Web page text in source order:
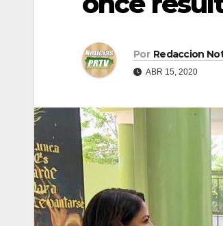
Por Redaccion
ABR 15, 2020